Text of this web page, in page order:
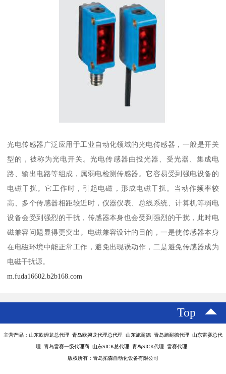
光电传感器广泛应用于工业自动化领域的光电传感器，一般是开关
型的，被称为光电开关。光电传感器由投光器、受光器、集成电
路、输出电路等组成，属弱电检测传感器。它容易受到强电设备的
电磁干扰。它工作时，引起电磁，形成电磁干扰。当动作频率较
高、多个传感器相距较近时，仪器仪表、总线系统、计算机等弱电
设备会受到强烈的干扰，传感器本身也会受到强烈的干扰，此时电
磁兼容问题显得更突出。电磁兼容设计的目的，一是使传感器本身
在电磁环境中能正常工作，避免出现误动作，二是避免传感器成为
电磁干扰源。
m.fuda16602.b2b168.com
Top
主营产品：山东欧姆龙总代理 青岛欧姆龙代理总代理 山东施耐德 青岛施耐德代理 山东雷赛总代
理 青岛雷赛一级代理商 山东SICK总代理 青岛SICK代理 雷赛代理
版权所有：青岛拓森自动化设备有限公司